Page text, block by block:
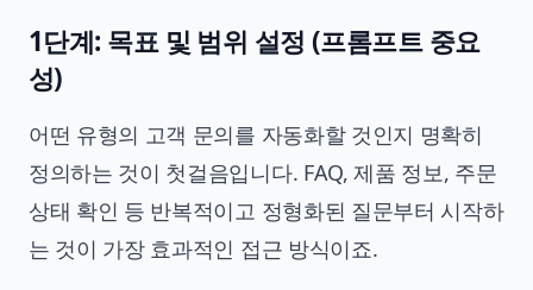
1단계: 목표 및 범위 설정 (프롬프트 중요
성)
어떤 유형의 고객 문의를 자동화할 것인지 명확히
정의하는 것이 첫걸음입니다. FAQ, 제품 정보, 주문
상태 확인 등 반복적이고 정형화된 질문부터 시작하
는 것이 가장 효과적인 접근 방식이죠.